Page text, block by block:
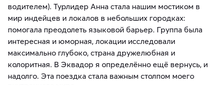
водителем). Турлидер Анна стала нашим мостиком в
мир индейцев и локалов в небольших городках:
помогала преодолеть языковой барьер. Группа была
интересная и юморная, локации исследовали
максимально глубоко, страна дружелюбная и
колоритная. В Эквадор я определённо ещё вернусь, и
надолго. Эта поездка стала важным столпом моего